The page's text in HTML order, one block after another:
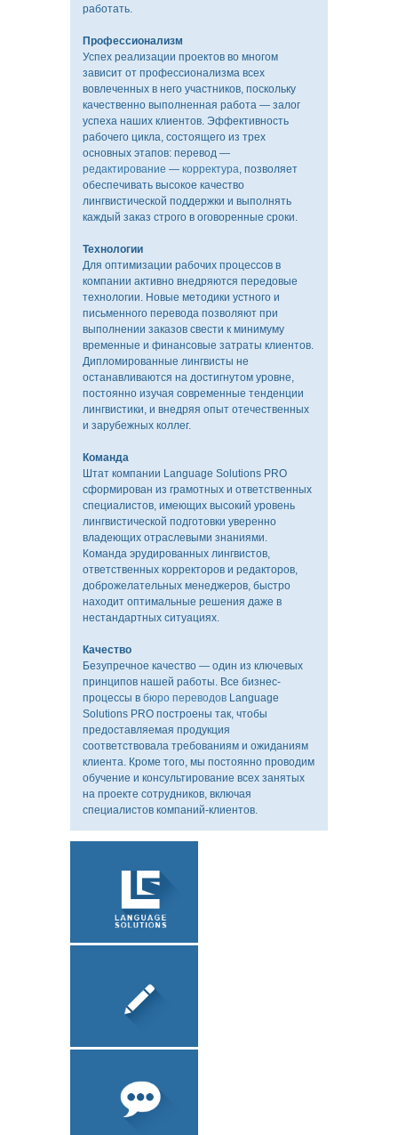
работать.
Профессионализм
Успех реализации проектов во многом
зависит от профессионализма всех
вовлеченных в него участников, поскольку
качественно выполненная работа — залог
успеха наших клиентов. Эффективность
рабочего цикла, состоящего из трех
основных этапов: перевод —
редактирование — корректура, позволяет
обеспечивать высокое качество
лингвистической поддержки и выполнять
каждый заказ строго в оговоренные сроки.
Технологии
Для оптимизации рабочих процессов в
компании активно внедряются передовые
технологии. Новые методики устного и
письменного перевода позволяют при
выполнении заказов свести к минимуму
временные и финансовые затраты клиентов.
Дипломированные лингвисты не
останавливаются на достигнутом уровне,
постоянно изучая современные тенденции
лингвистики, и внедряя опыт отечественных
и зарубежных коллег.
Команда
Штат компании Language Solutions PRO
сформирован из грамотных и ответственных
специалистов, имеющих высокий уровень
лингвистической подготовки уверенно
владеющих отраслевыми знаниями.
Команда эрудированных лингвистов,
ответственных корректоров и редакторов,
доброжелательных менеджеров, быстро
находит оптимальные решения даже в
нестандартных ситуациях.
Качество
Безупречное качество — один из ключевых
принципов нашей работы. Все бизнес-
процессы в бюро переводов Language
Solutions PRO построены так, чтобы
предоставляемая продукция
соответствовала требованиям и ожиданиям
клиента. Кроме того, мы постоянно проводим
обучение и консультирование всех занятых
на проекте сотрудников, включая
специалистов компаний-клиентов.
О
КОМПАНИИ
ПИСЬМЕННЫЙ
ПЕРЕВОД
УСТНЫЙ
ПЕРЕВОД
ЗАВЕРЕНИЕ
ДОКУМЕНТОВ
ЛОКАЛИЗАЦИЯ
ПО
ТЕХНИЧЕСКИЙ